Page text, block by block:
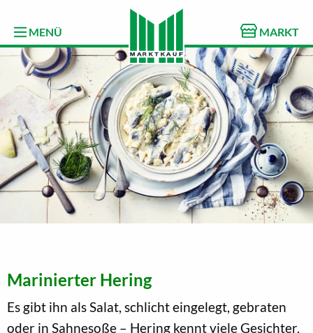
MENÜ MARKT
Marinierter Hering
Es gibt ihn als Salat, schlicht eingelegt, gebraten
oder in Sahnesoße – Hering kennt viele Gesichter.